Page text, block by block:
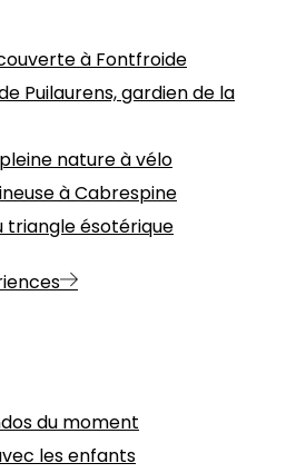
à Fontfroide
Puilaurens, gardien de la
nature à vélo
à Cabrespine
triangle ésotérique
du moment
les enfants